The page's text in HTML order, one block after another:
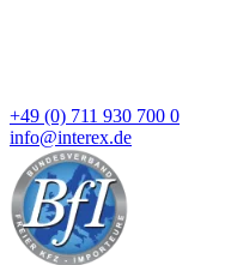
+49 (0) 711 930 700 0
info@interex.de